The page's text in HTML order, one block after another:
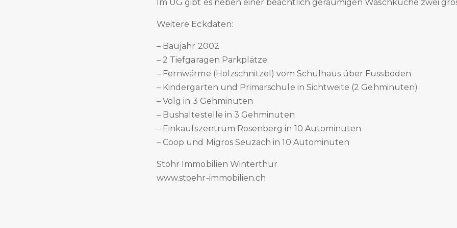
Im UG gibt es neben einer beachtlich geräumigen Waschküche zwei
Weitere Eckdaten:
– Baujahr 2002
– 2 Tiefgaragen Parkplätze
– Fernwärme (Holzschnitzel) vom Schulhaus über Fussboden
– Kindergarten und Primarschule in Sichtweite (2 Gehminuten)
– Volg in 3 Gehminuten
– Bushaltestelle in 3 Gehminuten
– Einkaufszentrum Rosenberg in 10 Autominuten
– Coop und Migros Seuzach in 10 Autominuten
Stöhr Immobilien Winterthur
www.stoehr-immobilien.ch